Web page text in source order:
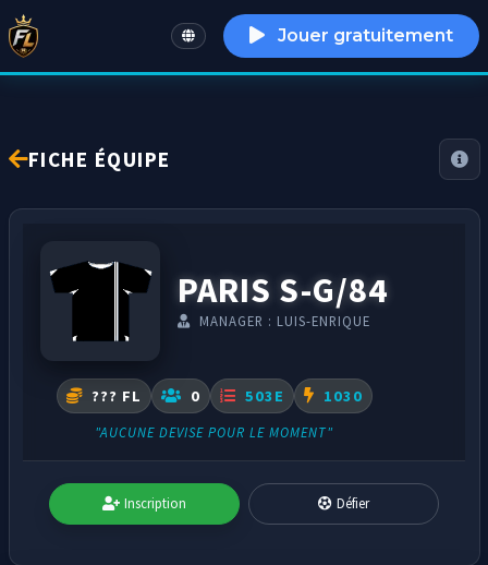
English Jouer gratuitement
FICHE ÉQUIPE
PARIS S-G/84
MANAGER : LUIS-ENRIQUE
??? FL 0 503E 1030
"AUCUNE DEVISE POUR LE MOMENT"
Inscription Défier